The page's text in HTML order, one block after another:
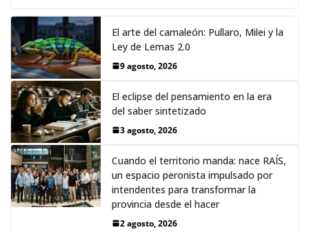
El arte del camaleón: Pullaro, Milei y la
Ley de Lemas 2.0
9 agosto, 2026
El eclipse del pensamiento en la era
del saber sintetizado
3 agosto, 2026
Cuando el territorio manda: nace RAÍS,
un espacio peronista impulsado por
intendentes para transformar la
provincia desde el hacer
2 agosto, 2026